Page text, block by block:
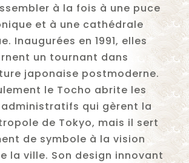
à la fois à une puce
et à une cathédrale
Inaugurées en 1991, elles
un tournant dans
japonaise postmoderne.
le Tocho abrite les
administratifs qui gèrent la
de Tokyo, mais il sert
de symbole à la vision
la ville. Son design innovant